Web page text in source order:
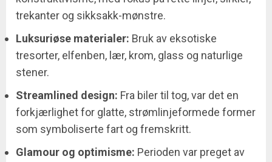
trekanter og sikksakk-mønstre.
Luksuriøse materialer: Bruk av eksotiske
tresorter, elfenben, lær, krom, glass og naturlige
stener.
Streamlined design: Fra biler til tog, var det en
forkjærlighet for glatte, strømlinjeformede former
som symboliserte fart og fremskritt.
Glamour og optimisme: Perioden var preget av